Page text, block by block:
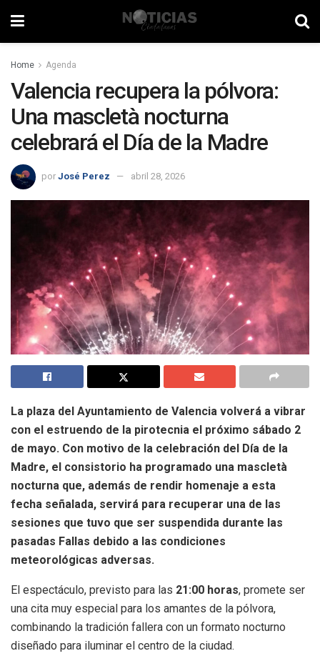
Home Agenda
Valencia recupera la pólvora:
Una mascletà nocturna
celebrará el Día de la Madre
por José Perez abril 28, 2026
La plaza del Ayuntamiento de Valencia volverá a vibrar
con el estruendo de la pirotecnia el próximo sábado 2
de mayo. Con motivo de la celebración del Día de la
Madre, el consistorio ha programado una mascletà
nocturna que, además de rendir homenaje a esta
fecha señalada, servirá para recuperar una de las
sesiones que tuvo que ser suspendida durante las
pasadas Fallas debido a las condiciones
meteorológicas adversas.
El espectáculo, previsto para las 21:00 horas, promete ser
una cita muy especial para los amantes de la pólvora,
combinando la tradición fallera con un formato nocturno
diseñado para iluminar el centro de la ciudad.